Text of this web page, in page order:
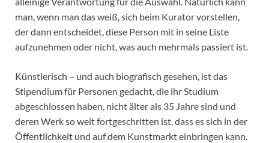
man, wenn man das weiß, sich beim Kurator vorstellen,
der dann entscheidet, diese Person mit in seine Liste
aufzunehmen oder nicht, was auch mehrmals passiert ist.
Künstlerisch – und auch biografisch gesehen, ist das
Stipendium für Personen gedacht, die ihr Studium
abgeschlossen haben, nicht älter als 35 Jahre sind und
deren Werk so weit fortgeschritten ist, dass es sich in der
Öffentlichkeit und auf dem Kunstmarkt einbringen kann.